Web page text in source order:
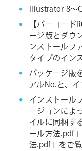
Illustrator 8〜
【バーコード
ージ版とダウ
ンストールフ
タイプのイン
パッケージ版
アルNo.と、イ
インストール
ージョンによ
イルに同梱す
ール方法.pdf
法.pdf」をご覧